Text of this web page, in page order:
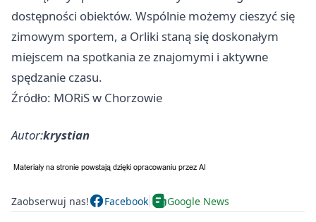
dostępności obiektów. Wspólnie możemy cieszyć się
zimowym sportem, a Orliki staną się doskonałym
miejscem na spotkania ze znajomymi i aktywne
spędzanie czasu.
Źródło: MORiS w Chorzowie
Autor:krystian
Zaobserwuj nas! Facebook Google News